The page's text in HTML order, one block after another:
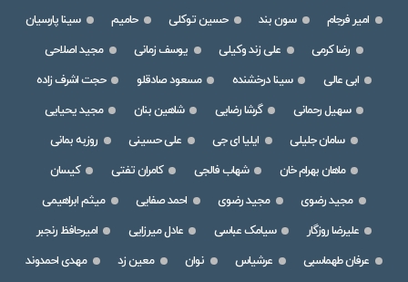
امیر فرجام
سون بند حسین توکلی حامیم
سینا پارسیان
رضا کرمی
علی زند وکیلی یوسف زمانی
مجید اصلاحی
ابی عالی
سینا درخشنده مسعود صادقلو
حجت اشرف زاده
سهیل رحمانی
گرشا رضایی شاهین بنان
مجید یحیایی
سامان جلیلی
ایلیا ای جی علی حسینی
روزبه بمانی
ماهان بهرام خان
شهاب فالجی کامران تفتی
کیسان
مجید رضوی
مجید رضوی احمد صفایی
میثم ابراهیمی
علیرضا روزگار
سیامک عباسی عادل میرزایی
امیرحافظ رنجبر
عرفان طهماسبی
عرشیاس نوان معین زد
مهدی احمدوند